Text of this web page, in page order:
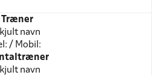
Træner
navn
/ Mobil:
navn